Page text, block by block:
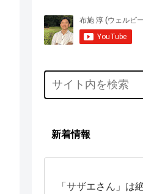
新着情報
「サザエさん」は